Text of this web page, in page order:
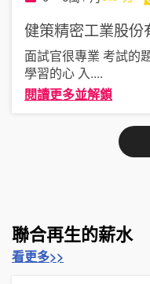
健策精密工業股份
面試官很專業 考試的
學習的心 入....
閱讀更多並解鎖
聯合再生的薪水
看更多>>